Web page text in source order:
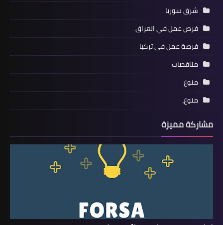
شرق سوريا
فرص عمل في العراق
فرصة عمل في تركيا
مناقصات
منوع
منوع،
مشاركة مميزة